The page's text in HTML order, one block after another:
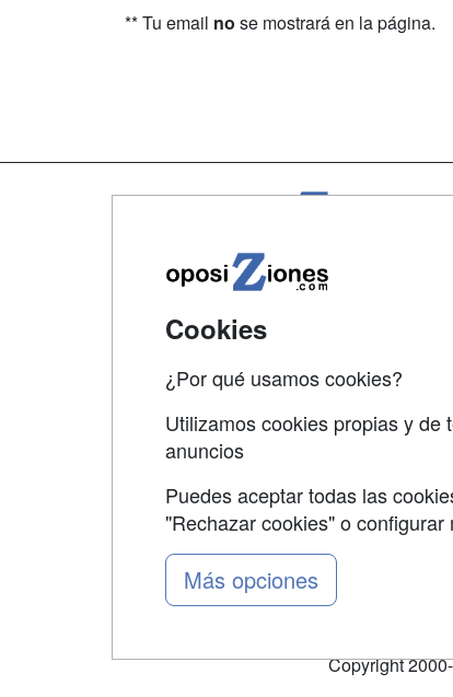
** Tu email no se mostrará en la página.
Grupo formazion:
Copyright
Cookies
¿Por qué usamos cookies?
Utilizamos cookies propias y
anuncios
Puedes aceptar todas las
"Rechazar cookies" o
Más opciones